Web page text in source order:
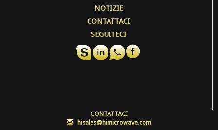
NOTIZIE
CONTATTACI
SEGUITECI
CONTATTACI
hisales@himicrowave.com